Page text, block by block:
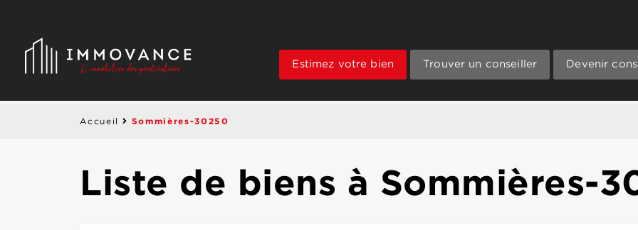
Estimez votre bien Trouver un conseiller Devenir
Accueil Sommières-30250
Liste de biens à Sommières-